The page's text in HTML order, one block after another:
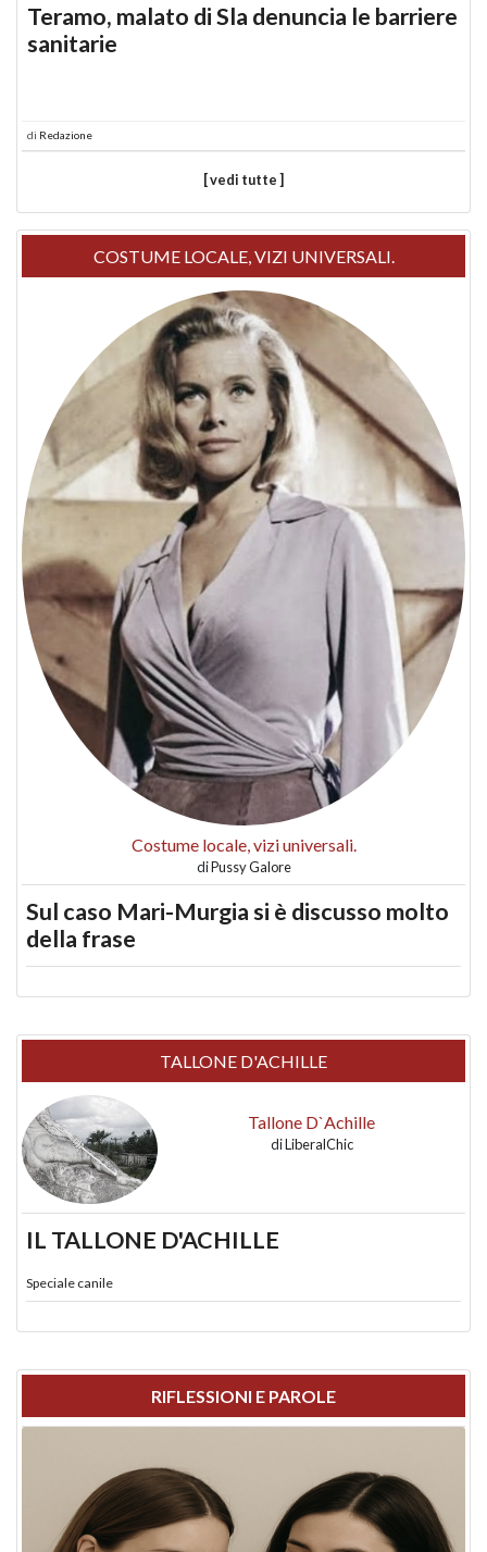
Teramo, malato di Sla denuncia le barriere
sanitarie
di Redazione
[ vedi tutte ]
COSTUME LOCALE, VIZI UNIVERSALI.
Costume locale, vizi universali.
diPussy Galore
Sul caso Mari-Murgia si è discusso molto
della frase
TALLONE D'ACHILLE
Tallone D`Achille
diLiberalChic
IL TALLONE D'ACHILLE
Speciale canile
RIFLESSIONI E PAROLE